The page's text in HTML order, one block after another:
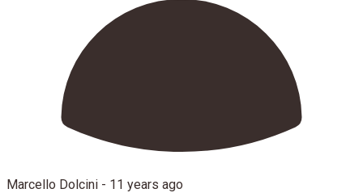
Marcello Dolcini - 11 years ago